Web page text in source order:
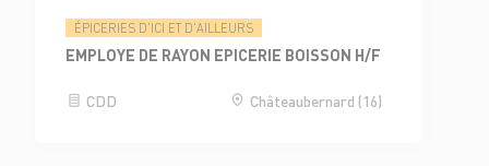
ÉPICERIES D'ICI ET D'AILLEURS
EMPLOYE DE RAYON EPICERIE BOISSON H/F
CDD Châteaubernard (16)